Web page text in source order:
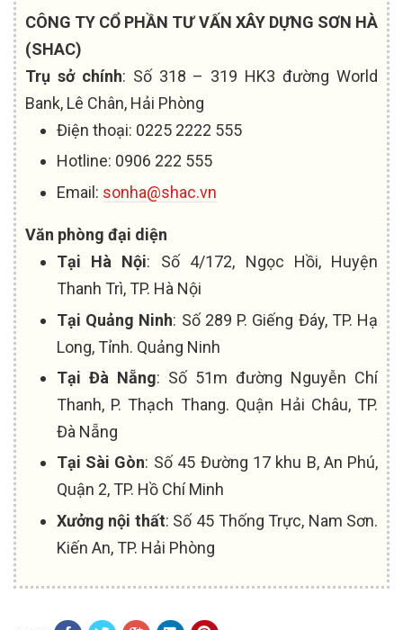
CÔNG TY CỔ PHẦN TƯ VẤN XÂY DỰNG SƠN HÀ
(SHAC)
Trụ sở chính: Số 318 – 319 HK3 đường World
Bank, Lê Chân, Hải Phòng
Điện thoại: 0225 2222 555
Hotline: 0906 222 555
Email: sonha@shac.vn
Văn phòng đại diện
Tại Hà Nội: Số 4/172, Ngọc Hồi, Huyện
Thanh Trì, TP. Hà Nội
Tại Quảng Ninh: Số 289 P. Giếng Đáy, TP. Hạ
Long, Tỉnh. Quảng Ninh
Tại Đà Nẵng: Số 51m đường Nguyễn Chí
Thanh, P. Thạch Thang. Quận Hải Châu, TP.
Đà Nẵng
Tại Sài Gòn: Số 45 Đường 17 khu B, An Phú,
Quận 2, TP. Hồ Chí Minh
Xưởng nội thất: Số 45 Thống Trực, Nam Sơn.
Kiến An, TP. Hải Phòng